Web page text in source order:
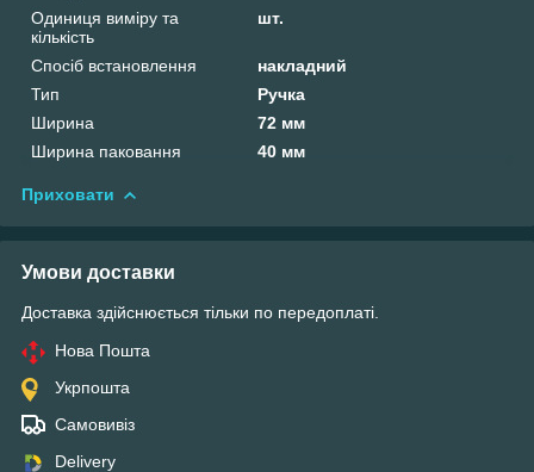
Одиниця виміру та
кількість
шт.
Спосіб встановлення
накладний
Тип
Ручка
Ширина
72 мм
Ширина паковання
40 мм
Приховати
Умови доставки
Доставка здійснюється тільки по передоплаті.
Нова Пошта
Укрпошта
Самовивіз
Delivery